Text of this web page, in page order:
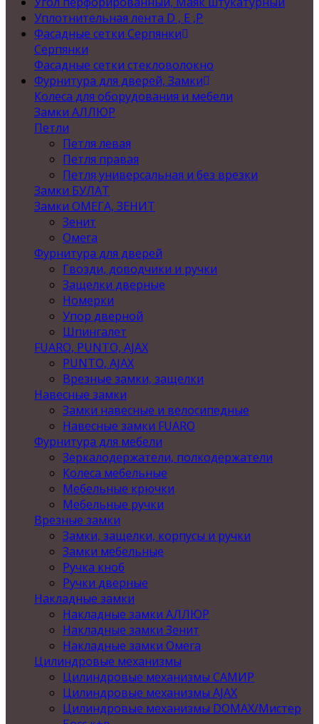
Уплотнительная лента D , Е ,P
Фасадные сетки Серпянки
Серпянки
Фасадные сетки стекловолокно
Фурнитура для дверей, Замки
Колеса для оборудования и мебели
Замки АЛЛЮР
Петли
Петля левая
Петля правая
Петля универсальная и без врезки
Замки БУЛАТ
Замки ОМЕГА, ЗЕНИТ
Зенит
Омега
Фурнитура для дверей
Гвозди, доводчики и ручки
Защелки дверные
Номерки
Упор дверной
Шпингалет
FUARO, PUNTO, AJAX
PUNTO, AJAX
Врезные замки, защелки
Навесные замки
Замки навесные и велосипедные
Навесные замки FUARO
Фурнитура для мебели
Зеркалодержатели, полкодержатели
Колеса мебельные
Мебельные крючки
Мебельные ручки
Врезные замки
Замки, защелки, корпусы и ручки
Замки мебельные
Ручка кноб
Ручки дверные
Накладные замки
Накладные замки АЛЛЮР
Накладные замки Зенит
Накладные замки Омега
Цилиндровые механизмы
Цилиндровые механизмы САМИР
Цилиндровые механизмы AJAX
Цилиндровые механизмы DOMAX/Мистер